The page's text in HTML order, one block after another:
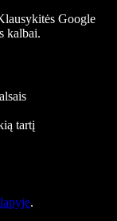
Google
kalbai.
tartį
.